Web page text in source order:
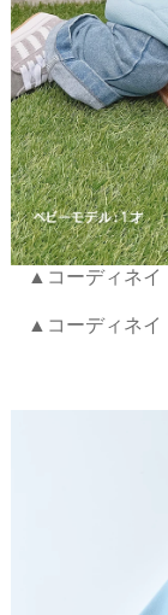
▲コーディネイ
▲コーディネイ